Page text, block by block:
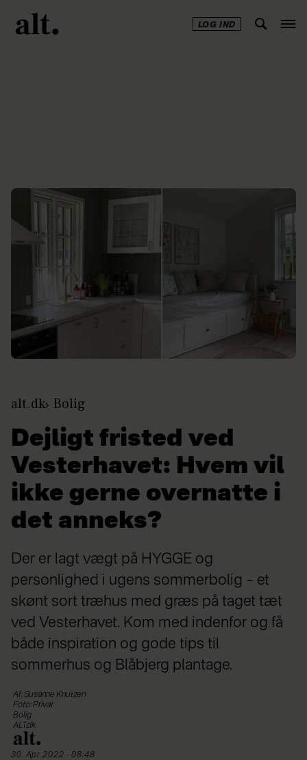
LOG IND
alt.dk Bolig
Dejligt fristed ved
Vesterhavet: Hvem vil
ikke gerne overnatte i
det anneks?
Der er lagt vægt på HYGGE og
personlighed i ugens sommerbolig – et
skønt sort træhus med græs på taget tæt
ved Vesterhavet. Kom med indenfor og få
både inspiration og gode tips til
sommerhus og Blåbjerg plantage.
Af: Susanne Knutzen
Foto: Privat
Bolig
ALT.dk
30. Apr 2022 - 08:48